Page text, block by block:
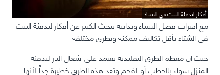
أفكار لتدفئة البيت في الشتاء
مع اقتراب فصل الشتاء وبدايته يبحث الكثير عن أفكار لتدفئة البيت
في الشتاء بأقل تكاليف ممكنة وبطرق مختلفة
حيث ان معظم الطرق التقليدية تعتمد على اشعال النار لتدفئة
المنزل سواء بالحطب أو الفحم وتعد هذه الطرق خطيرة جداً لأنها